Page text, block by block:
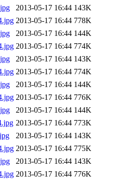
2013-05-17 16:44 143K
2013-05-17 16:44 778K
2013-05-17 16:44 144K
2013-05-17 16:44 774K
2013-05-17 16:44 143K
2013-05-17 16:44 774K
2013-05-17 16:44 144K
2013-05-17 16:44 776K
2013-05-17 16:44 144K
2013-05-17 16:44 773K
2013-05-17 16:44 143K
2013-05-17 16:44 775K
2013-05-17 16:44 143K
2013-05-17 16:44 776K